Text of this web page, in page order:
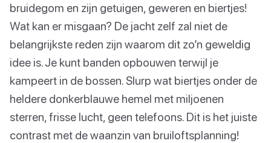
bruidegom en zijn getuigen, geweren en biertjes!
Wat kan er misgaan? De jacht zelf zal niet de
belangrijkste reden zijn waarom dit zo’n geweldig
idee is. Je kunt banden opbouwen terwijl je
kampeert in de bossen. Slurp wat biertjes onder de
heldere donkerblauwe hemel met miljoenen
sterren, frisse lucht, geen telefoons. Dit is het juiste
contrast met de waanzin van bruiloftsplanning!